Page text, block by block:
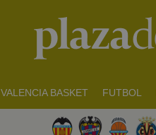
VALENCIA BASKET FUTBOL